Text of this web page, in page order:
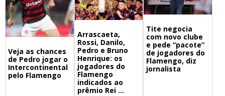
Veja as chances
de Pedro jogar o
Intercontinental
pelo Flamengo
Arrascaeta,
Rossi, Danilo,
Pedro e Bruno
Henrique: os
jogadores do
Flamengo
indicados ao
prêmio Rei ...
Tite negocia
com novo clube
e pede “pacote”
de jogadores do
Flamengo, diz
jornalista